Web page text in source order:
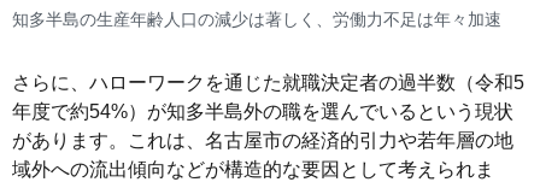
知多半島の生産年齢人口の減少は著しく、労働力不足は年々加速
さらに、ハローワークを通じた就職決定者の過半数（令和5
年度で約54%）が知多半島外の職を選んでいるという現状
があります。これは、名古屋市の経済的引力や若年層の地
域外への流出傾向などが構造的な要因として考えられま